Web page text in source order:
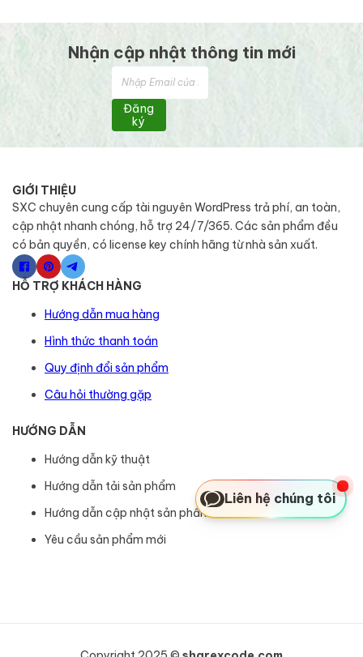
Nhận cập nhật thông tin mới
Đăng
ký
GIỚI THIỆU
SXC chuyên cung cấp tài nguyên WordPress trả phí, an toàn,
cập nhật nhanh chóng, hỗ trợ 24/7/365. Các sản phẩm đều
có bản quyền, có license key chính hãng từ nhà sản xuất.
HỖ TRỢ KHÁCH HÀNG
Hướng dẫn mua hàng
Hình thức thanh toán
Quy định đổi sản phẩm
Câu hỏi thường gặp
HƯỚNG DẪN
Hướng dẫn kỹ thuật
Hướng dẫn tải sản phẩm
Hướng dẫn cập nhật sản phẩm
Yêu cầu sản phẩm mới
Liên hệ chúng tôi